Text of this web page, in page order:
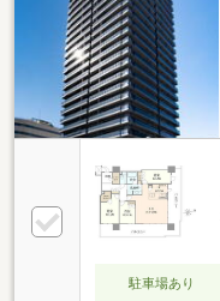
駐車場あり